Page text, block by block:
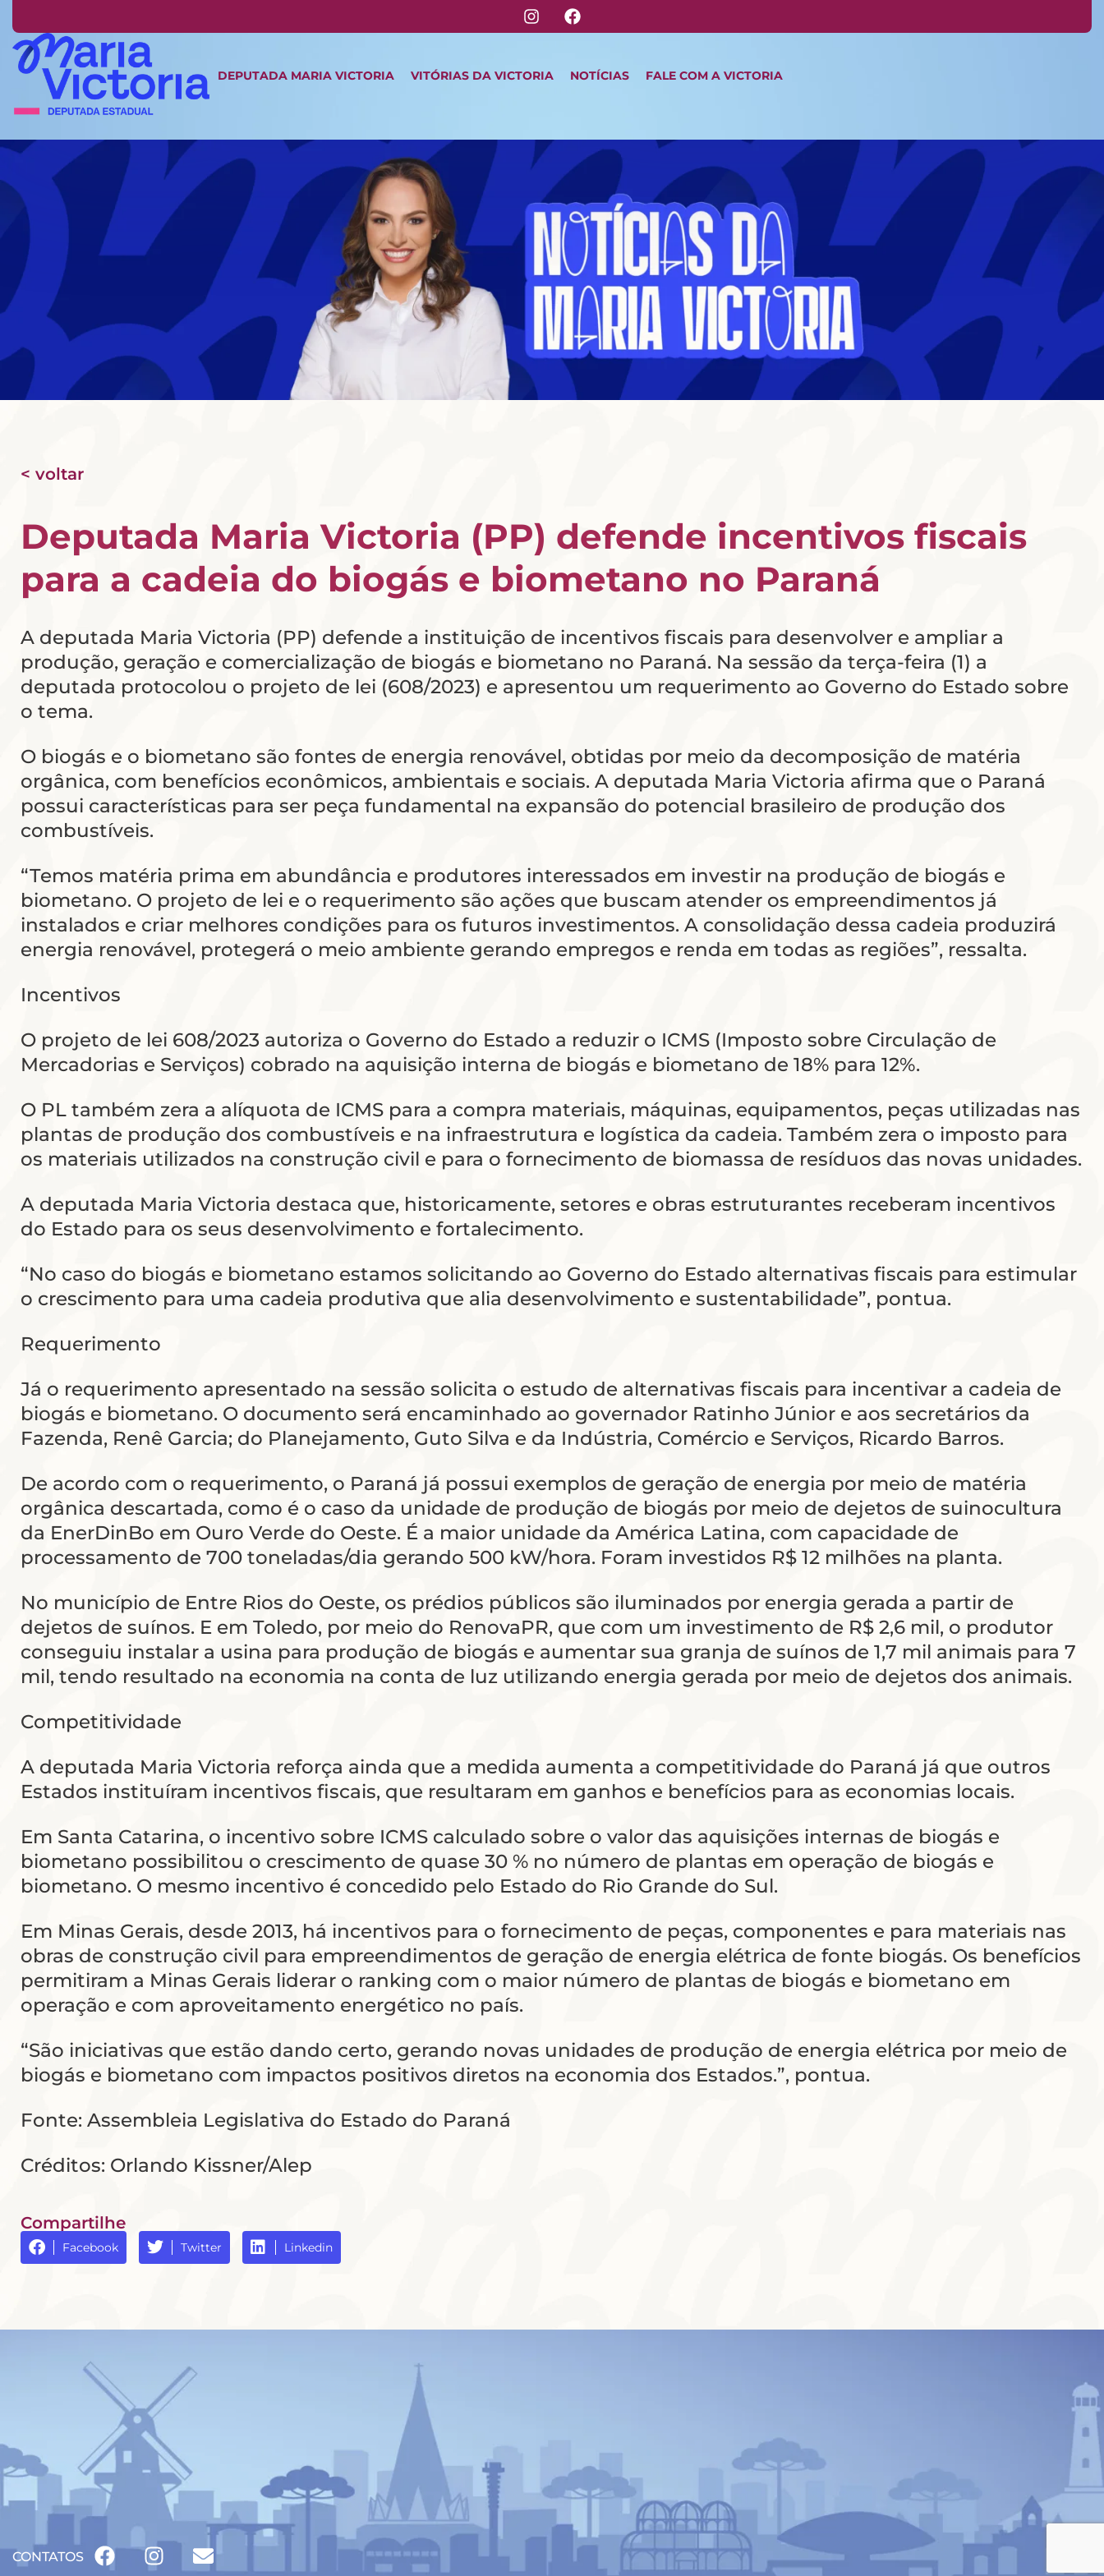
DEPUTADA MARIA VICTORIA VITÓRIAS DA VICTORIA NOTÍCIAS FALE COM A VICTORIA
< voltar
Deputada Maria Victoria (PP) defende incentivos fiscais
para a cadeia do biogás e biometano no Paraná
A deputada Maria Victoria (PP) defende a instituição de incentivos fiscais para desenvolver e ampliar a
produção, geração e comercialização de biogás e biometano no Paraná. Na sessão da terça-feira (1) a
deputada protocolou o projeto de lei (608/2023) e apresentou um requerimento ao Governo do Estado sobre
o tema.
O biogás e o biometano são fontes de energia renovável, obtidas por meio da decomposição de matéria
orgânica, com benefícios econômicos, ambientais e sociais. A deputada Maria Victoria afirma que o Paraná
possui características para ser peça fundamental na expansão do potencial brasileiro de produção dos
combustíveis.
“Temos matéria prima em abundância e produtores interessados em investir na produção de biogás e
biometano. O projeto de lei e o requerimento são ações que buscam atender os empreendimentos já
instalados e criar melhores condições para os futuros investimentos. A consolidação dessa cadeia produzirá
energia renovável, protegerá o meio ambiente gerando empregos e renda em todas as regiões”, ressalta.
Incentivos
O projeto de lei 608/2023 autoriza o Governo do Estado a reduzir o ICMS (Imposto sobre Circulação de
Mercadorias e Serviços) cobrado na aquisição interna de biogás e biometano de 18% para 12%.
O PL também zera a alíquota de ICMS para a compra materiais, máquinas, equipamentos, peças utilizadas nas
plantas de produção dos combustíveis e na infraestrutura e logística da cadeia. Também zera o imposto para
os materiais utilizados na construção civil e para o fornecimento de biomassa de resíduos das novas unidades.
A deputada Maria Victoria destaca que, historicamente, setores e obras estruturantes receberam incentivos
do Estado para os seus desenvolvimento e fortalecimento.
“No caso do biogás e biometano estamos solicitando ao Governo do Estado alternativas fiscais para estimular
o crescimento para uma cadeia produtiva que alia desenvolvimento e sustentabilidade”, pontua.
Requerimento
Já o requerimento apresentado na sessão solicita o estudo de alternativas fiscais para incentivar a cadeia de
biogás e biometano. O documento será encaminhado ao governador Ratinho Júnior e aos secretários da
Fazenda, Renê Garcia; do Planejamento, Guto Silva e da Indústria, Comércio e Serviços, Ricardo Barros.
De acordo com o requerimento, o Paraná já possui exemplos de geração de energia por meio de matéria
orgânica descartada, como é o caso da unidade de produção de biogás por meio de dejetos de suinocultura
da EnerDinBo em Ouro Verde do Oeste. É a maior unidade da América Latina, com capacidade de
processamento de 700 toneladas/dia gerando 500 kW/hora. Foram investidos R$ 12 milhões na planta.
No município de Entre Rios do Oeste, os prédios públicos são iluminados por energia gerada a partir de
dejetos de suínos. E em Toledo, por meio do RenovaPR, que com um investimento de R$ 2,6 mil, o produtor
conseguiu instalar a usina para produção de biogás e aumentar sua granja de suínos de 1,7 mil animais para 7
mil, tendo resultado na economia na conta de luz utilizando energia gerada por meio de dejetos dos animais.
Competitividade
A deputada Maria Victoria reforça ainda que a medida aumenta a competitividade do Paraná já que outros
Estados instituíram incentivos fiscais, que resultaram em ganhos e benefícios para as economias locais.
Em Santa Catarina, o incentivo sobre ICMS calculado sobre o valor das aquisições internas de biogás e
biometano possibilitou o crescimento de quase 30 % no número de plantas em operação de biogás e
biometano. O mesmo incentivo é concedido pelo Estado do Rio Grande do Sul.
Em Minas Gerais, desde 2013, há incentivos para o fornecimento de peças, componentes e para materiais nas
obras de construção civil para empreendimentos de geração de energia elétrica de fonte biogás. Os benefícios
permitiram a Minas Gerais liderar o ranking com o maior número de plantas de biogás e biometano em
operação e com aproveitamento energético no país.
“São iniciativas que estão dando certo, gerando novas unidades de produção de energia elétrica por meio de
biogás e biometano com impactos positivos diretos na economia dos Estados.”, pontua.
Fonte: Assembleia Legislativa do Estado do Paraná
Créditos: Orlando Kissner/Alep
Compartilhe
Facebook Twitter Linkedin
CONTATOS